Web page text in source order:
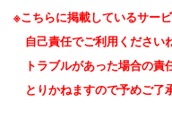
※こちらに掲載しているサー
自己責任でご利用ください
トラブルがあった場合の責
とりかねますので予めご了